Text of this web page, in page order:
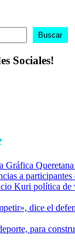
Buscar
Sociales!
Gráfica
a
Kuri política de
dice el
para